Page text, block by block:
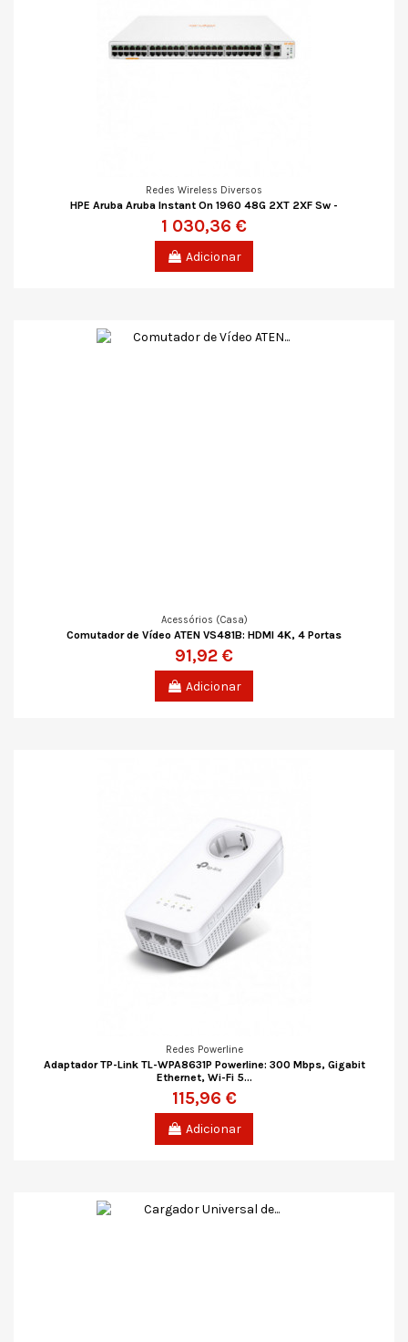
Redes Wireless Diversos
HPE Aruba Aruba Instant On 1960 48G 2XT 2XF Sw -
1 030,36 €
Adicionar
Acessórios (Casa)
Comutador de Vídeo ATEN VS481B: HDMI 4K, 4 Portas
91,92 €
Adicionar
Redes Powerline
Adaptador TP-Link TL-WPA8631P Powerline: 300 Mbps, Gigabit
Ethernet, Wi-Fi 5...
115,96 €
Adicionar